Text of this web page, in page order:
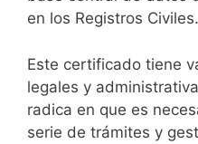
en los Registros Civiles.
Este certificado tiene
legales y
radica en que es
serie de trámites y